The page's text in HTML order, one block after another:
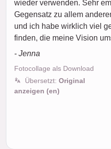
wieder verwenden. Sehr
Gegensatz zu allem
und ich habe wirklich viel
finden, die meine Vision
- Jenna
Fotocollage als Download
Übersetzt: Original
anzeigen (en)